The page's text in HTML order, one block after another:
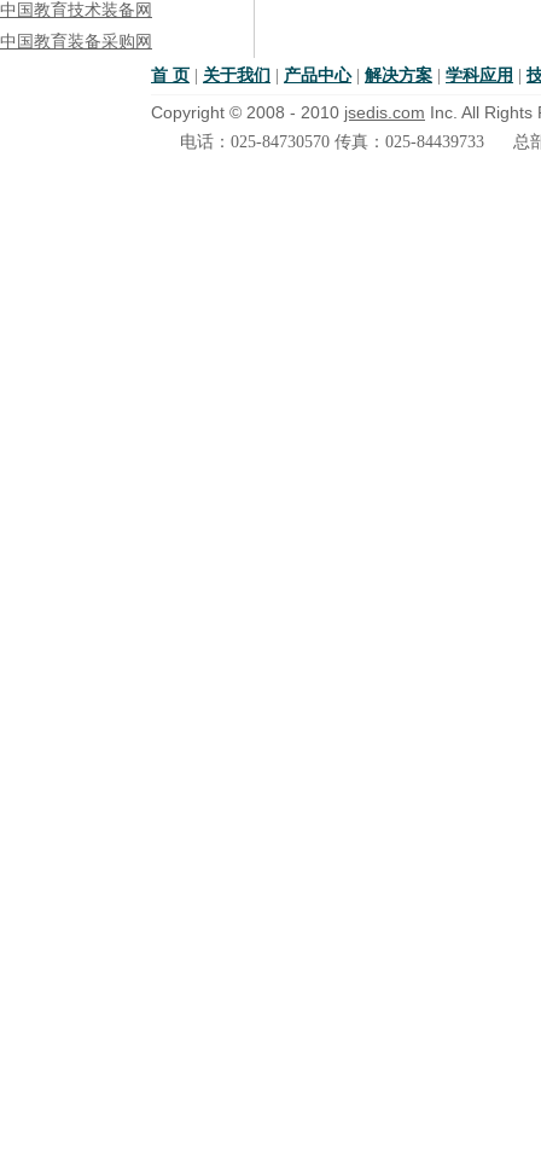
中国教育技术装备网
中国教育装备采购网
首 页
关于我们 产品中心| 解决方案 学科应用
Copyright © 2008 - 2010 jsedis.com Inc. All
电话：025-84730570 传真：025-84439733 总